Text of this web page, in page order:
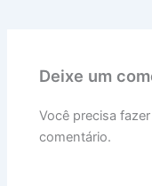
Deixe um
Você precisa
comentário.